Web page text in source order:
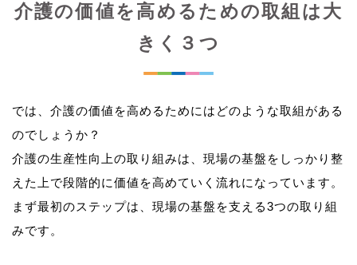
介護の価値を高めるための取組は大
きく３つ
では、介護の価値を高めるためにはどのような取組がある
のでしょうか？
介護の生産性向上の取り組みは、現場の基盤をしっかり整
えた上で段階的に価値を高めていく流れになっています。
まず最初のステップは、現場の基盤を支える3つの取り組